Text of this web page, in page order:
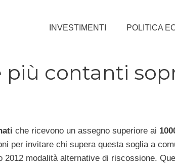
INVESTIMENTI POLITICA
contanti
che ricevono un assegno superiore ai
per invitare chi supera questa soglia a
2012 modalità alternative di riscossione.